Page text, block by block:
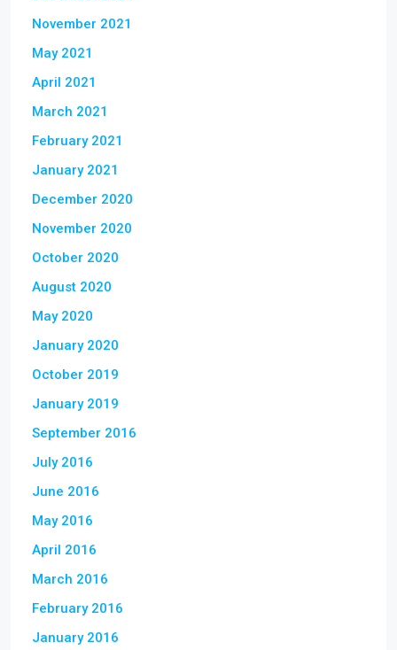
November 2021
May 2021
April 2021
March 2021
February 2021
January 2021
December 2020
November 2020
October 2020
August 2020
May 2020
January 2020
October 2019
January 2019
September 2016
July 2016
June 2016
May 2016
April 2016
March 2016
February 2016
January 2016